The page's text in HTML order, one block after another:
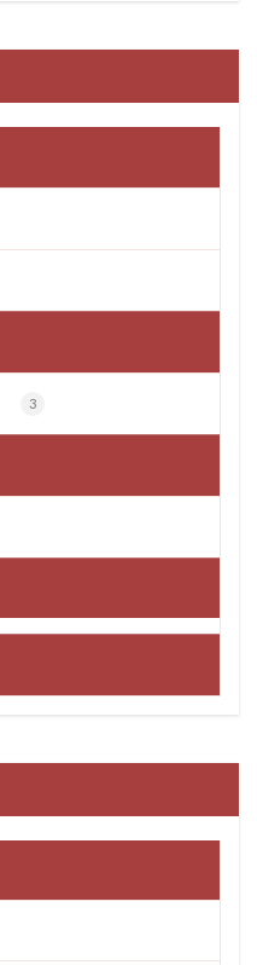
3